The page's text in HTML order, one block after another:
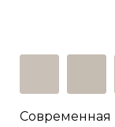
Современная